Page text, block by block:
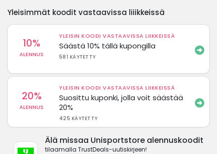
Yleisimmät koodit vastaavissa liiikkeissä
10%
ALENNUS
YLEISIN KOODI VASTAAVISSA LIIKKEISSÄ
Säästä 10% tällä kupongilla
581 KÄYTETTY
20%
ALENNUS
YLEISIN KOODI VASTAAVISSA LIIKKEISSÄ
Suosittu kuponki, jolla voit säästää
20%
425 KÄYTETTY
Älä missaa Unisportstore alennuskoodit
tilaamalla TrustDeals-uutiskirjeen!